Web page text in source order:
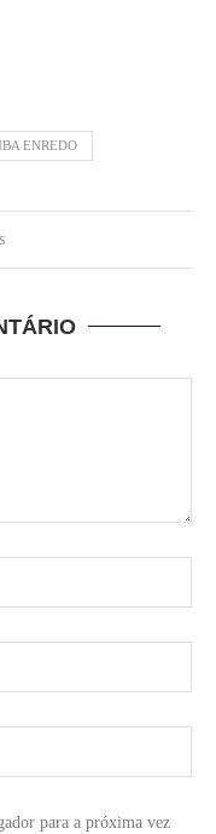
ENREDO
para a próxima vez